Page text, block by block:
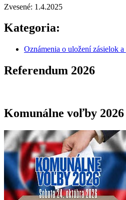
Zvesené: 1.4.2025
Kategoria:
Oznámenia o uložení zásielok
Referendum 2026
Komunálne voľby 2026